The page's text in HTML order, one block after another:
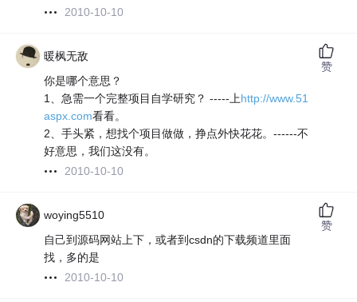
2010-10-10
暖枫无敌
你是哪个意思？
1、急需一个完整项目自学研究？ -----上http://www.51
aspx.com看看。
2、手头紧，想找个项目做做，挣点外快花花。------不
好意思，我们这没有。
2010-10-10
赞
woying5510
自己到源码网站上下，或者到csdn的下载频道里面
找，多的是
2010-10-10
赞